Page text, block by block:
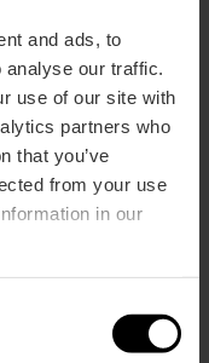
and ads, to
analyse our traffic.
use of our site with
partners who
that you’ve
from your use
in our